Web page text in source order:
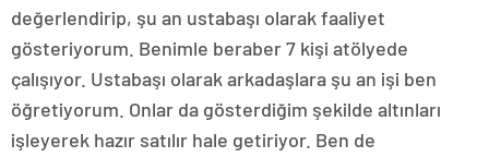
değerlendirip, şu an ustabaşı olarak faaliyet
gösteriyorum. Benimle beraber 7 kişi atölyede
çalışıyor. Ustabaşı olarak arkadaşlara şu an işi ben
öğretiyorum. Onlar da gösterdiğim şekilde altınları
işleyerek hazır satılır hale getiriyor. Ben de